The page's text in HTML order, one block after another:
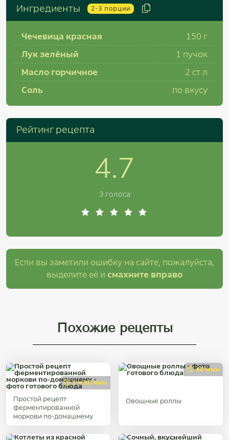
Ингредиенты 2-3 порции
Чечевица красная 150 г
Лук зелёный
1 пучок
Масло горчичное
2 ст.л
Соль
по вкусу
Рейтинг рецепта
4.7
3 голоса
Если вы заметили ошибку на сайте, пожалуйста,
выделите её и смахните вправо
Похожие рецепты
1 ч 36 мин
Простой рецепт
ферментированной
моркови по-домашнему
40 мин
Овощные роллы